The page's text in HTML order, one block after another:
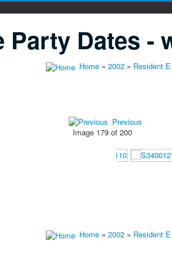
Party Dates -
Home » 2002 » Resident
Previous
Image 179 of 200
Home » 2002 » Resident